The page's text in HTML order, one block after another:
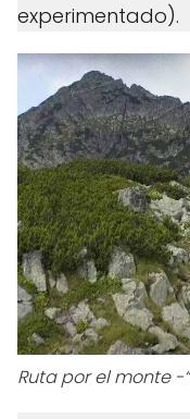
experimentado).
Ruta por el monte -